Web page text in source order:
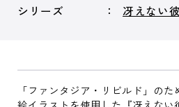
シリーズ
冴えない
「ファンタジア・リビルド」の